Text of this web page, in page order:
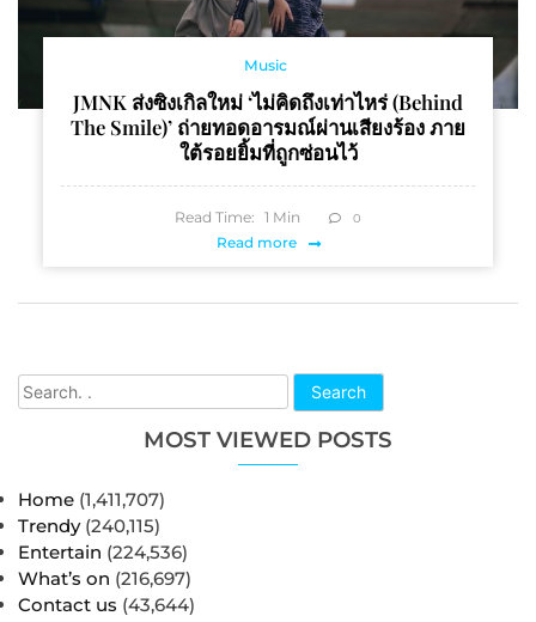
Search
MOST VIEWED POSTS
Home (1,411,707)
Trendy (240,115)
Entertain (224,536)
What’s on (216,697)
Contact us (43,644)
Music
JMNK ส่งซิงเกิลใหม่ ‘ไม่คิดถึงเท่าไหร่ (behind
The Smile)’ ถ่ายทอดอารมณ์ผ่านเสียงร้อง ภาย
ใต้รอยยิ้มที่ถูกซ่อนไว้
Read Time: 1 Min 0
Read more